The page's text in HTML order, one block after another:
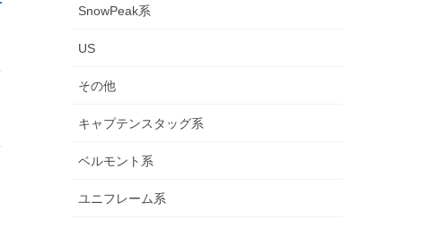
SnowPeak系
US
その他
キャプテンスタッグ系
ベルモント系
ユニフレーム系